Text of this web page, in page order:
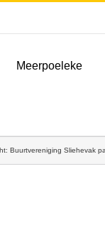
Meerpoeleke
Buurtvereniging Sliehevak